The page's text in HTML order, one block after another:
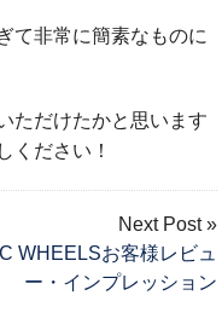
て非常に簡素なものに
ただけたかと思います
ください！
Next Post »
WHEELSお客様レビュ
ー・インプレッション